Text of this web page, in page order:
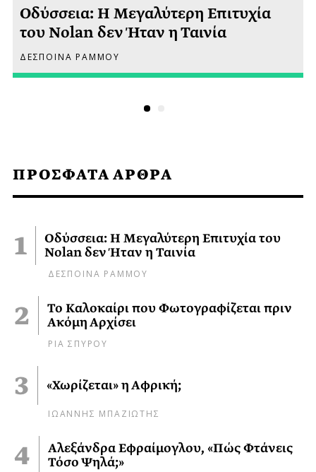
ΠΡΟΣΦΑΤΑ ΑΡΘΡΑ
Οδύσσεια: Η Μεγαλύτερη Επιτυχία του
Nolan δεν Ήταν η Ταινία
ΔΕΣΠΟΙΝΑ ΡΑΜΜΟΥ
Το Καλοκαίρι που Φωτογραφίζεται πριν
Ακόμη Αρχίσει
ΡΙΑ ΣΠΥΡΟΥ
«Χωρίζεται» η Αφρική;
ΙΩΑΝΝΗΣ ΜΠΑΖΙΩΤΗΣ
Αλεξάνδρα Εφραίμογλου, «Πώς Φτάνεις
Τόσο Ψηλά;»
Οδύσσεια: Η Μεγαλύτερη Επιτυχία
του Nolan δεν Ήταν η Ταινία
ΔΕΣΠΟΙΝΑ ΡΑΜΜΟΥ